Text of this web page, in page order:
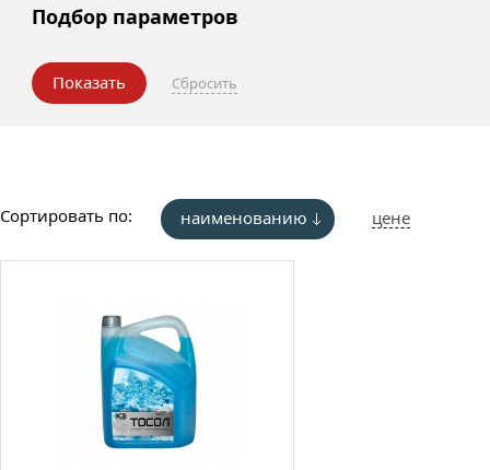
Подбор параметров
Сортировать по: наименованию цене